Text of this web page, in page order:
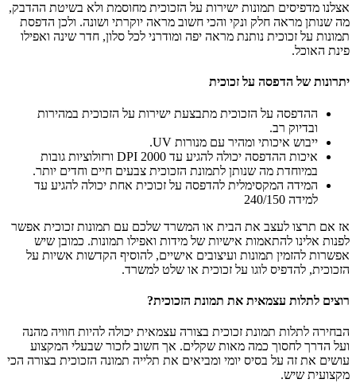
אצלנו מדפיסים תמונות ישירות על הזכוכית מחוסמת ולא בשיטת ההדבק,
מה שנותן מראה חלק ונקי והכי חשוב מראה יוקרתי ושונה. ולכן הדפסת
תמונות על זכוכית נותנת מראה יפה ומודרני לכל סלון, חדר שינה ואפילו
פינת האוכל.
יתרונות של הדפסה על זכוכית
ההדפסה על הזכוכית מתבצעת ישירות על הזכוכית במהירות
ובדיוק רב.
ייבוש איכותי ומהיר עם מנורות UV.
איכות ההדפסה יכולה להגיע עד 2000 DPI ורזולוציות גובות
במיוחדת מה שנותן לתמונת הזכוכית צבעים חיים וחדים יותר.
המידה המקסימלית להדפסה על זכוכית אחת יכולה להגיע עד
למידה 240/150
אז אם תרצו לעצב את הבית או המשרד שלכם עם תמונות זכוכית אפשר
לפנות אלינו להתאמות אישיות של מידות ואפילו תמונות. כמובן שיש
אפשרות להזמין תמונות ועיצובים אישיים, להוסיף הקדשות אשיות על
הזכוכית, להדפיס לוגו על זכוכית או שלט למשרד.
רוצים לתלות עצמאית את תמונת הזכוכית?
הבחירה לתלות תמונת זכוכית בצורה עצמאית יכולה להיות חוויה מהנה
ועל הדרך לחסוך כמה מאות שקלים. אך חשוב לזכור שבעלי המקצוע
עושים את זה על בסיס יומי ומביאים את תלייה תמונה הזכוכית בצורה הכי
מקצועית שיש.